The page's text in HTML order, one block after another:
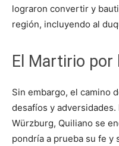
lograron convertir y
región, incluyendo al
El Martirio por
Sin embargo, el camino
desafíos y
Würzburg, Quiliano se
pondría a prueba su fe y